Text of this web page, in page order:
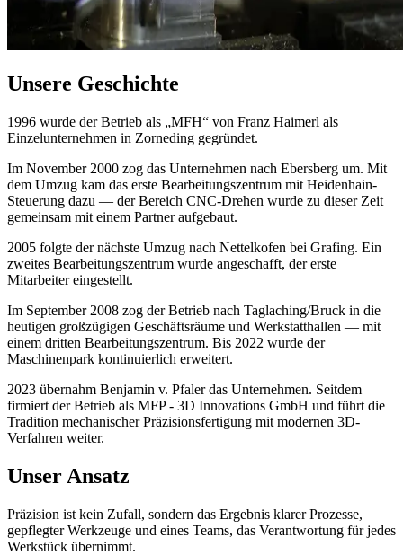
Unsere Geschichte
1996 wurde der Betrieb als „MFH“ von Franz Haimerl als
Einzelunternehmen in Zorneding gegründet.
Im November 2000 zog das Unternehmen nach Ebersberg um. Mit
dem Umzug kam das erste Bearbeitungszentrum mit Heidenhain-
Steuerung dazu — der Bereich CNC-Drehen wurde zu dieser Zeit
gemeinsam mit einem Partner aufgebaut.
2005 folgte der nächste Umzug nach Nettelkofen bei Grafing. Ein
zweites Bearbeitungszentrum wurde angeschafft, der erste
Mitarbeiter eingestellt.
Im September 2008 zog der Betrieb nach Taglaching/Bruck in die
heutigen großzügigen Geschäftsräume und Werkstatthallen — mit
einem dritten Bearbeitungszentrum. Bis 2022 wurde der
Maschinenpark kontinuierlich erweitert.
2023 übernahm Benjamin v. Pfaler das Unternehmen. Seitdem
firmiert der Betrieb als MFP - 3D Innovations GmbH und führt die
Tradition mechanischer Präzisionsfertigung mit modernen 3D-
Verfahren weiter.
Unser Ansatz
Präzision ist kein Zufall, sondern das Ergebnis klarer Prozesse,
gepflegter Werkzeuge und eines Teams, das Verantwortung für jedes
Werkstück übernimmt.